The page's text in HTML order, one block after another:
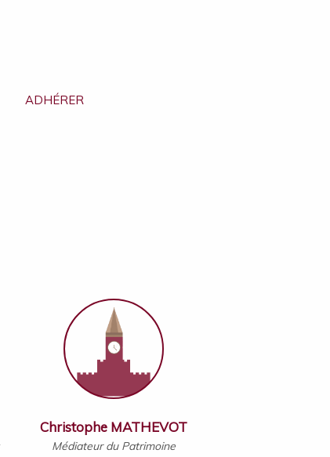
ADHÉRER
Christophe MATHEVOT
Médiateur du Patrimoine